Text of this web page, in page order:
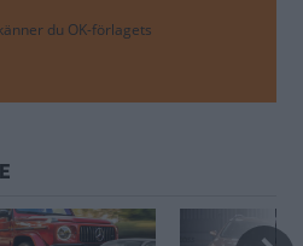
du OK-förlagets